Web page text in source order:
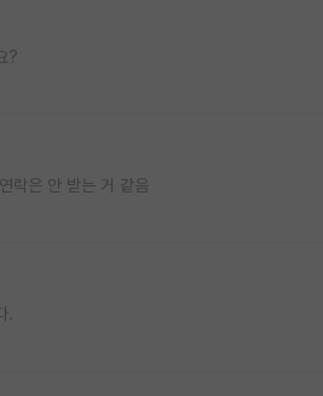
?
락은 안 받는 거 같음